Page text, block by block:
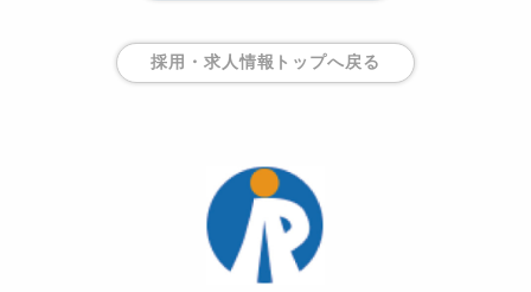
採用・求人情報トップへ戻る